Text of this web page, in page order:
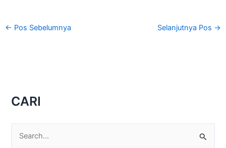
← Pos Sebelumnya Selanjutnya Pos →
CARI